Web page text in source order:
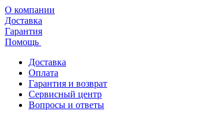
О компании
Доставка
Гарантия
Помощь
Доставка
Оплата
Гарантия и возврат
Сервисный центр
Вопросы и ответы